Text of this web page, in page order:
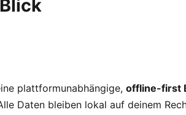
plattformunabhängige, offline-first
Daten bleiben lokal auf deinem